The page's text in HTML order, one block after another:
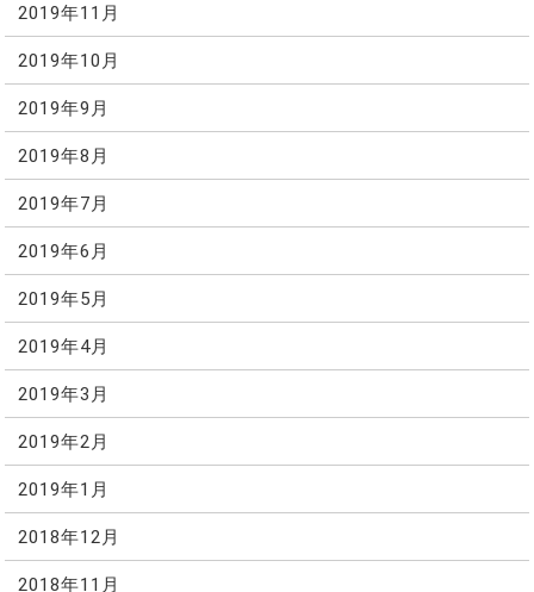
2019年11月
2019年10月
2019年9月
2019年8月
2019年7月
2019年6月
2019年5月
2019年4月
2019年3月
2019年2月
2019年1月
2018年12月
2018年11月